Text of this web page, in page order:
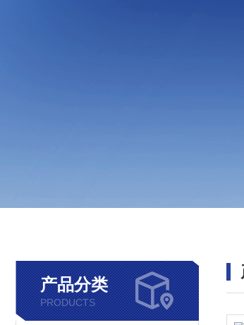
产品分类
PRODUCTS